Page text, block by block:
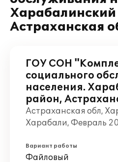
Астраханская
ГОУ СОН
социального
населения.
район,
Астраханская обл,
Харабали, Февраль
Вариант работы
Файловый